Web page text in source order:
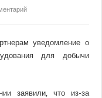
уведомление о
для добычи
заявили, что из-за